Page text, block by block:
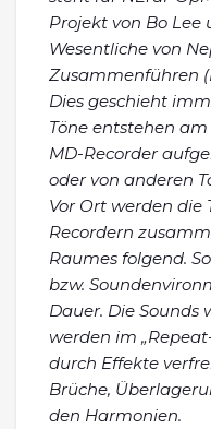
Projekt von Bo Lee
Wesentliche von
Zusammenführen
Dies geschieht
Töne entstehen
MD-Recorder
oder von anderen
Vor Ort werden die
Recordern
Raumes folgend.
bzw.
Dauer. Die Sounds
werden im
durch Effekte
Brüche,
den Harmonien.